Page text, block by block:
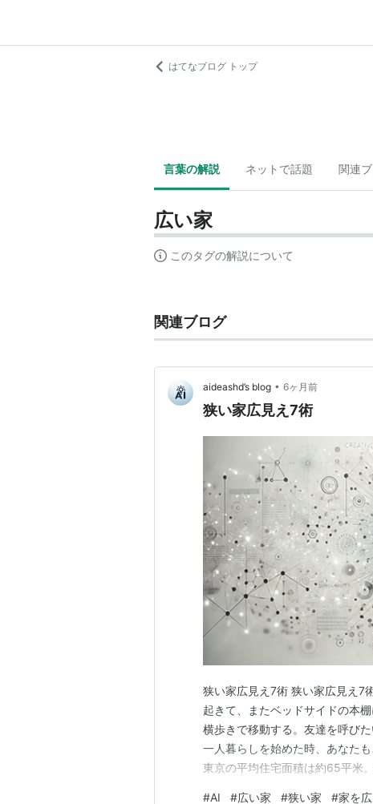
はてなブログ トップ
言葉の解説 ネットで話題 関連
広い家
このタグの解説について
関連ブログ
aideashd’s blog • 6ヶ月前
狭い家広見え7術
狭い家広見え7術 狭い家広見え7
起きて、またベッドサイドの本
横歩きで移動する。友達を呼び
一人暮らしを始めた時、あなた
東京の平均住宅面積は約65平米
#AI #広い家 #狭い家 #家を